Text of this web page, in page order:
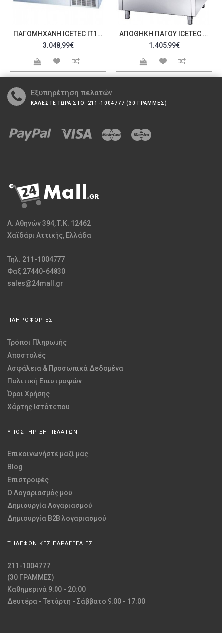
ΠΑΓΟΜΗΧΑΝΉ ICETEC IT151A 5015AF
3.048,99€
ΑΠΟΘΉΚΗ ΠΆΓΟΥ ICETEC IT151 5016AF
1.405,99€
Εξυπηρέτηση πελατών
ΚΑΛΕΣΤΕ ΤΩΡΑ ΣΤΟ: 211-1004777 (30 ΓΡΑΜΜΕΣ)
Λ. Αθηνών 394, Τ.Κ. 12462
Χαϊδάρι Αττικής, Ελλάδα
Τηλ. 211-1004777
Φαξ 27440-64830
sales@24mall.gr
ΠΛΗΡΟΦΟΡΙΕΣ
Τρόποι Πληρωμής
Αποστολές
Ασφάλεια & Προσωπικά Δεδομένα
Πολιτική Επιστροφών
Όροι Χρήσης
Χάρτης Ιστότοπου
ΥΠΟΣΤΗΡΙΞΗ ΠΕΛΑΤΩΝ
Επικοινωνήστε μαζί μας
Blog
Επιστροφές
O Λογαριασμός μου
Δημιουργία Λογαριασμού
Δημιουργία B2B λογαριασμού
ΤΗΛΕΦΩΝΙΚΕΣ ΠΑΡΑΓΓΕΛΙΕΣ
211-1004777
(30 ΓΡΑΜΜΕΣ)
Καθημερινά 9:00 - 20:00
Δευτέρα - Τετάρτη - Σάββατο 9:00 - 17:00